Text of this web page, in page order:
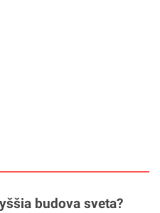
budova sveta?